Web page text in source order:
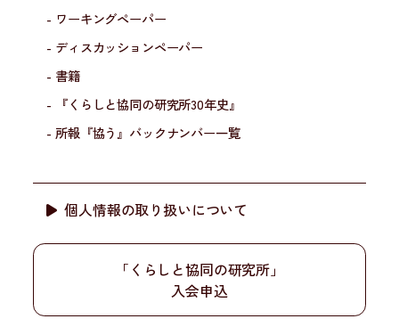
- ワーキングペーパー
- ディスカッションペーパー
- 書籍
- 『くらしと協同の研究所30年史』
- 所報『協う』バックナンバー一覧
個人情報の取り扱いについて
「くらしと協同の研究所」
入会申込